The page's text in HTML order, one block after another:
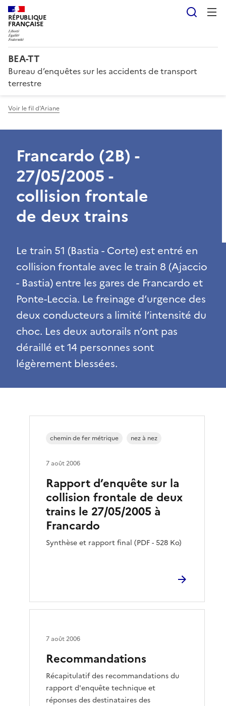
RÉPUBLIQUE
FRANÇAISE
BEA-TT
Bureau d’enquêtes sur les accidents de transport
terrestre
Voir le fil d'Ariane
Francardo (2B) -
27/05/2005 -
collision frontale
de deux trains
Le train 51 (Bastia - Corte) est entré en
collision frontale avec le train 8 (Ajaccio
- Bastia) entre les gares de Francardo et
Ponte-Leccia. Le freinage d’urgence des
deux conducteurs a limité l’intensité du
choc. Les deux autorails n’ont pas
déraillé et 14 personnes sont
légèrement blessées.
Rapport d’enquête sur la
collision frontale de deux
trains le 27/05/2005 à
Francardo
Synthèse et rapport final (PDF - 528 Ko)
chemin de fer métrique nez à nez
7 août 2006
Recommandations
Récapitulatif des recommandations du
rapport d'enquête technique et
réponses des destinataires des
7 août 2006